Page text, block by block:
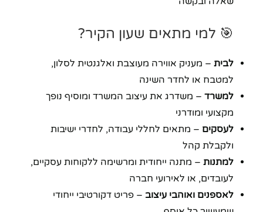
🎯 למי מתאים שעון הקיר?
לבית – מעניק אווירה מעוצבת ואלגנטית לסלון,
למטבח או לחדר השינה
למשרד – משדרג את עיצוב המשרד ומוסיף נופך
מקצועי ומודרני
לעסקים – מתאים לחללי עבודה, לחדרי ישיבות
ולקבלת קהל
למתנות – מתנה ייחודית ומרשימה ללקוחות עסקיים,
לעובדים, או לאירועי חברה
לאספנים ואוהבי עיצוב – פריט דקורטיבי ייחודי